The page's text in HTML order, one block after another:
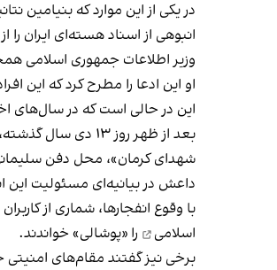
انبوهی از اسناد هسته‌ای ایران را از ۳۲ گاوصندوق بزرگ در انباری در حومه تهران به سرقت بردند.
وزیر اطلاعات جمهوری اسلامی
او این ادعا را مطرح کرد که این
این در حالی است که در سال‌های
بعد از ظهر روز
شهدای کرمان»، محل دفن سلیمانی رخ داد که نزدیک ۱۰۰
داعش در بیانیه‌ای مسئولیت این
با وقوع انفجارها، شماری از
اسلامی
را «پوشالی» خواندند.
برخی نیز گفتند مقام‌های امنیتی